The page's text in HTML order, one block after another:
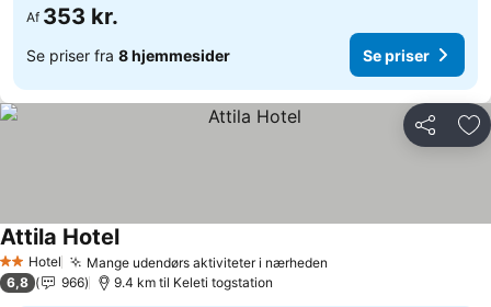
Af 353 kr.
Se priser fra 8 hjemmesider Se priser
Del
2 Stjerner
Hotel Mange udendørs aktiviteter i nærheden
Attila Hotel
6,8 966 9.4 km til Keleti togstation